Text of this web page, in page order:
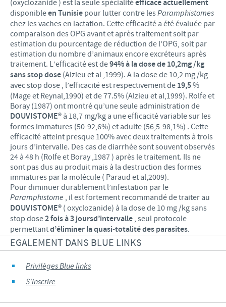
(oxyclozanide ) est la seule spécialitéefficace actuellement
disponibleen Tunisie pour lutter contre lesParamphistomes
chez les vaches en lactation. Cette efficacité a été évaluée par
comparaison des OPG avant et après traitement soit par
estimation du pourcentage de réduction de l’OPG, soit par
estimation du nombre d’animaux encore excréteurs après
traitement. L’efficacité est de94% à la dose de 10,2mg /kg
sans stop dose (Alzieu et al ,1999). A la dose de 10,2 mg /kg
avec stop dose , l’efficacité est respectivement de 19,5%
(Mage et Reynal,1990) et de 77.5% (Alzieu et al,1999). Rolfe et
Boray (1987) ont montré qu’une seule administration de
DOUVISTOME® à 18,7 mg/kg a une efficacité variable sur les
formes immatures (50-92,6%) et adulte (56,5-98,1%) . Cette
efficacité atteint presque 100% avec deux traitements à trois
jours d’intervalle. Des cas de diarrhée sont souvent observés
24 à 48 h (Rolfe et Boray ,1987 ) après le traitement. Ils ne
sont pas dus au produit mais à la destruction des formes
immatures par la molécule ( Paraud et al,2009).
Pour diminuer durablement l’infestation par le
Paramphistome , il est fortement recommandé de traiter au
DOUVISTOME® ( oxyclozanide) à la dose de 10 mg /kg sans
stop dose2 fois à 3 joursd’intervalle , seul protocole
permettantd’éliminer la quasi-totalité des parasites.
EGALEMENT DANS BLUE LINKS
Privilèges Blue links
S'inscrire